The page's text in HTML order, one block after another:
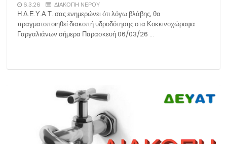
6.3.26 ΔΙΑΚΟΠΗ ΝΕΡΟΥ
Η Δ.Ε.Υ.Α.Τ. σας ενημερώνει ότι λόγω βλάβης, θα
πραγματοποιηθεί διακοπή υδροδότησης στα Κοκκινοχώραφα
Γαργαλιάνων σήμερα Παρασκευή 06/03/26 …